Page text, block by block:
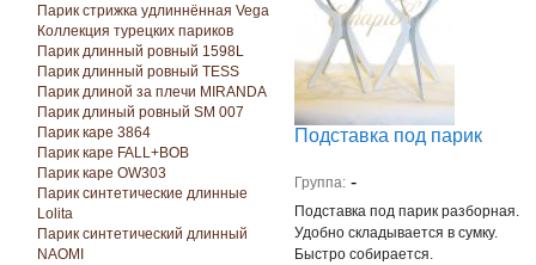
Парик стрижка удлиннённая Vega
Коллекция турецких париков
Парик длинный ровный 1598L
Парик длинный ровный TESS
Парик длиной за плечи MIRANDA
Парик длиный ровный SM 007
Парик каре 3864
Парик каре FALL+BOB
Парик каре OW303
Парик синтетические длинные
Lolita
Парик синтетический длинный
NAOMI
Подставка под парик
Группа: -
Подставка под парик разборная.
Удобно складывается в сумку.
Быстро собирается.